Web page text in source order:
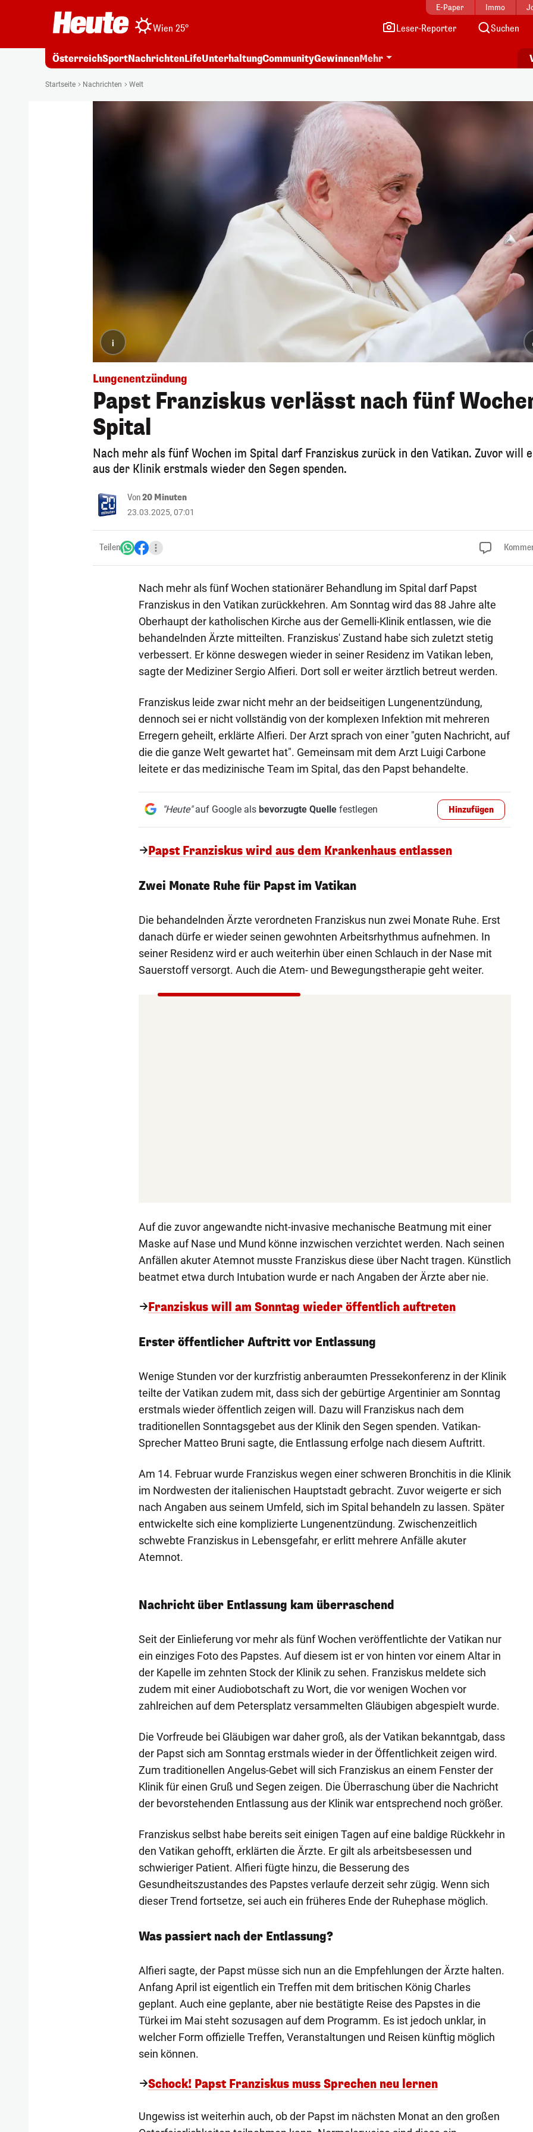
E-Paper Immo
Wien 25° Leser-Reporter Suchen
ÖsterreichSportNachrichtenLifeUnterhaltungCommunityGewinnenMehr
Startseite Nachrichten Welt
i
Lungenentzündung
Papst Franziskus verlässt nach fünf
Spital
Nach mehr als fünf Wochen im Spital darf Franziskus zurück in den Vatikan. Zuvor will
aus der Klinik erstmals wieder den Segen spenden.
Von20 Minuten
23.03.2025, 07:01
Teilen
Nach mehr als fünf Wochen stationärer Behandlung im Spital darf Papst
Franziskus in den Vatikan zurückkehren. Am Sonntag wird das 88 Jahre alte
Oberhaupt der katholischen Kirche aus der Gemelli-Klinik entlassen, wie die
behandelnden Ärzte mitteilten. Franziskus' Zustand habe sich zuletzt stetig
verbessert. Er könne deswegen wieder in seiner Residenz im Vatikan leben,
sagte der Mediziner Sergio Alfieri. Dort soll er weiter ärztlich betreut werden.
Franziskus leide zwar nicht mehr an der beidseitigen Lungenentzündung,
dennoch sei er nicht vollständig von der komplexen Infektion mit mehreren
Erregern geheilt, erklärte Alfieri. Der Arzt sprach von einer "guten Nachricht, auf
die die ganze Welt gewartet hat". Gemeinsam mit dem Arzt Luigi Carbone
leitete er das medizinische Team im Spital, das den Papst behandelte.
"Heute"auf Google als bevorzugte Quellefestlegen Hinzufügen
Papst Franziskus wird aus dem Krankenhaus entlassen
Zwei Monate Ruhe für Papst im Vatikan
Die behandelnden Ärzte verordneten Franziskus nun zwei Monate Ruhe. Erst
danach dürfe er wieder seinen gewohnten Arbeitsrhythmus aufnehmen. In
seiner Residenz wird er auch weiterhin über einen Schlauch in der Nase mit
Sauerstoff versorgt. Auch die Atem- und Bewegungstherapie geht weiter.
Auf die zuvor angewandte nicht-invasive mechanische Beatmung mit einer
Maske auf Nase und Mund könne inzwischen verzichtet werden. Nach seinen
Anfällen akuter Atemnot musste Franziskus diese über Nacht tragen. Künstlich
beatmet etwa durch Intubation wurde er nach Angaben der Ärzte aber nie.
Franziskus will am Sonntag wieder öffentlich auftreten
Erster öffentlicher Auftritt vor Entlassung
Wenige Stunden vor der kurzfristig anberaumten Pressekonferenz in der Klinik
teilte der Vatikan zudem mit, dass sich der gebürtige Argentinier am Sonntag
erstmals wieder öffentlich zeigen will. Dazu will Franziskus nach dem
traditionellen Sonntagsgebet aus der Klinik den Segen spenden. Vatikan-
Sprecher Matteo Bruni sagte, die Entlassung erfolge nach diesem Auftritt.
Am 14. Februar wurde Franziskus wegen einer schweren Bronchitis in die Klinik
im Nordwesten der italienischen Hauptstadt gebracht. Zuvor weigerte er sich
nach Angaben aus seinem Umfeld, sich im Spital behandeln zu lassen. Später
entwickelte sich eine komplizierte Lungenentzündung. Zwischenzeitlich
schwebte Franziskus in Lebensgefahr, er erlitt mehrere Anfälle akuter
Atemnot.
Nachricht über Entlassung kam überraschend
Seit der Einlieferung vor mehr als fünf Wochen veröffentlichte der Vatikan nur
ein einziges Foto des Papstes. Auf diesem ist er von hinten vor einem Altar in
der Kapelle im zehnten Stock der Klinik zu sehen. Franziskus meldete sich
zudem mit einer Audiobotschaft zu Wort, die vor wenigen Wochen vor
zahlreichen auf dem Petersplatz versammelten Gläubigen abgespielt wurde.
Die Vorfreude bei Gläubigen war daher groß, als der Vatikan bekanntgab, dass
der Papst sich am Sonntag erstmals wieder in der Öffentlichkeit zeigen wird.
Zum traditionellen Angelus-Gebet will sich Franziskus an einem Fenster der
Klinik für einen Gruß und Segen zeigen. Die Überraschung über die Nachricht
der bevorstehenden Entlassung aus der Klinik war entsprechend noch größer.
Franziskus selbst habe bereits seit einigen Tagen auf eine baldige Rückkehr in
den Vatikan gehofft, erklärten die Ärzte. Er gilt als arbeitsbesessen und
schwieriger Patient. Alfieri fügte hinzu, die Besserung des
Gesundheitszustandes des Papstes verlaufe derzeit sehr zügig. Wenn sich
dieser Trend fortsetze, sei auch ein früheres Ende der Ruhephase möglich.
Was passiert nach der Entlassung?
Alfieri sagte, der Papst müsse sich nun an die Empfehlungen der Ärzte halten.
Anfang April ist eigentlich ein Treffen mit dem britischen König Charles
geplant. Auch eine geplante, aber nie bestätigte Reise des Papstes in die
Türkei im Mai steht sozusagen auf dem Programm. Es ist jedoch unklar, in
welcher Form offizielle Treffen, Veranstaltungen und Reisen künftig möglich
sein können.
Schock! Papst Franziskus muss Sprechen neu lernen
Ungewiss ist weiterhin auch, ob der Papst im nächsten Monat an den großen